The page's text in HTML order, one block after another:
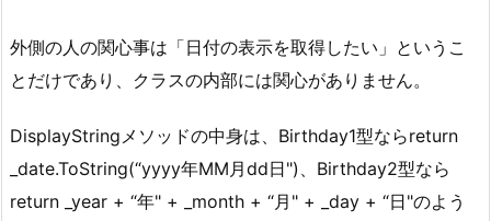
外側の人の関心事は「日付の表示を取得したい」というこ
とだけであり、クラスの内部には関心がありません。
DisplayStringメソッドの中身は、Birthday1型ならreturn
_date.ToString(“yyyy年MM月dd日")、Birthday2型なら
return _year + “年" + _month + “月" + _day + “日"のよう